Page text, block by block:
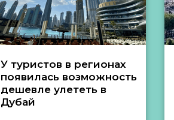
У туристов в регионах
появилась возможность
дешевле улететь в
Дубай